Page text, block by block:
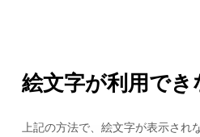
絵文字が利用でき
上記の方法で、絵文字が表示され